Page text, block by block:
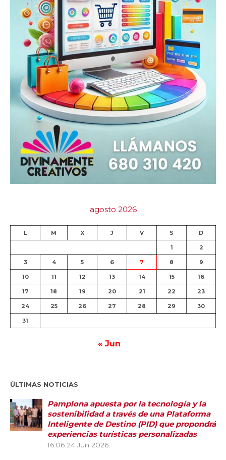
agosto 2026
L M X J V S D
1 2
3 4 5 6 7 8 9
10 11 12 13 14 15 16
17 18 19 20 21 22 23
24 25 26 27 28 29 30
31
« Jun
ÚLTIMAS NOTICIAS
Pamplona apuesta por la tecnología y la
sostenibilidad a través de una Plataforma
Inteligente de Destino (PID) que propondrá
experiencias turísticas personalizadas
16:06 24 Jun 2026